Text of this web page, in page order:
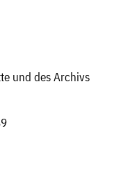
und des Archivs